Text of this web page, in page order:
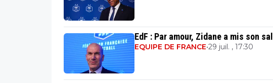
EdF : Par amour, Zidane a mis son
EQUIPE DE FRANCE•29 juil. , 17:30